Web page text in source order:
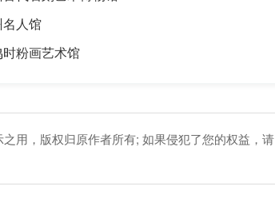
人馆
粉画艺术馆
用，版权归原作者所有; 如果侵犯了您的权益，请